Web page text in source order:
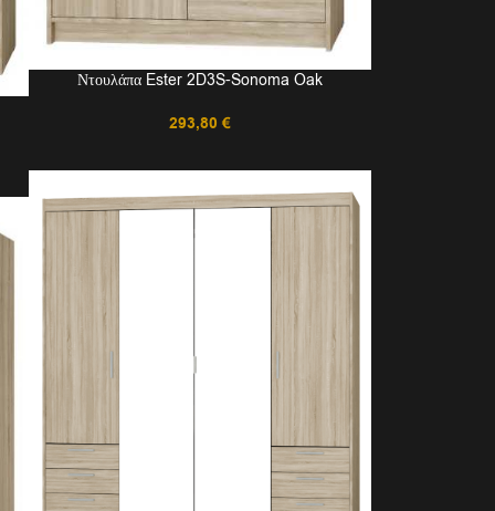
Ντουλάπα Ester 2D3S-Sonoma Oak
293,80€